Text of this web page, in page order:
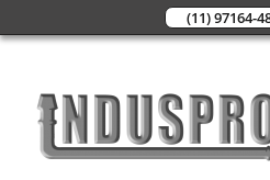
(11) 97164-